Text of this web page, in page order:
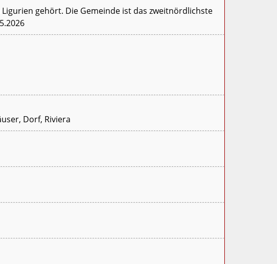
gehört. Die Gemeinde ist das zweitnördlichste
Dorf, Riviera